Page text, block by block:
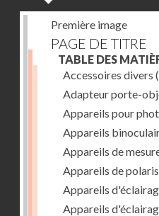
Première image
PAGE DE TITRE
TABLE DES
Accessoires divers
Adapteur porte-
Appareils pour
Appareils
Appareils de
Appareils de
Appareils
Appareils